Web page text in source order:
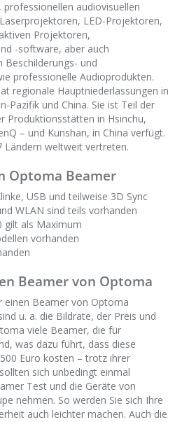
audiovisuellen
LED-Projektoren,
Projektoren,
-software, aber auch
und
professionelle Audioprodukten.
regionale Hauptniederlassungen in
Pazifik und China. Sie ist Teil der
Produktionsstätten in Hsinchu,
– und Kunshan, in China verfügt.
weltweit vertreten.
Optoma Beamer
USB und teilweise 3D Sync
WLAN sind teils vorhanden
gilt als Maximum
vorhanden
Beamer von Optoma
einen Beamer von Optoma
u. a. die Bildrate, der Preis und
viele Beamer, die für
was dazu führt, dass diese
Euro kosten – trotz ihrer
sich unbedingt einmal
Test und die Geräte von
nehmen. So werden Sie sich Ihre
auch leichter machen. Auch die